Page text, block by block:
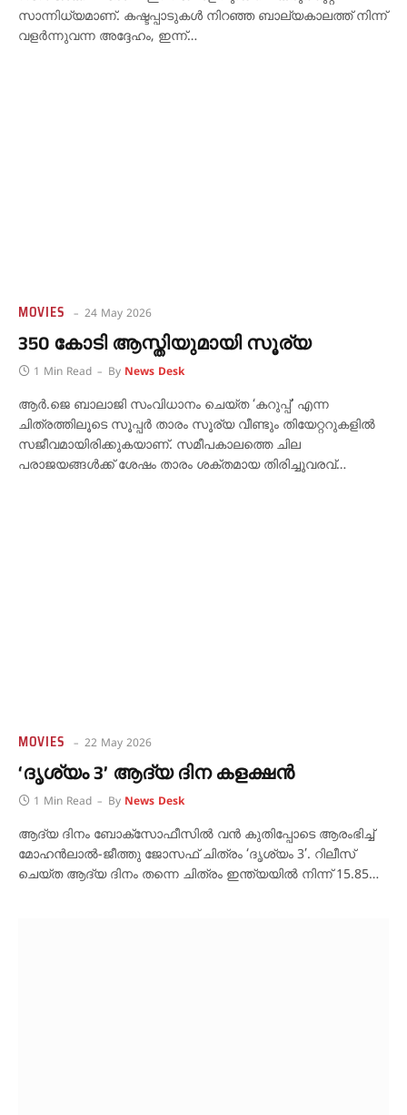
സാന്നിധ്യമാണ്. കഷ്ടപ്പാടുകൾ നിറഞ്ഞ ബാല്യകാലത്ത് നിന്ന്
വളർന്നുവന്ന അദ്ദേഹം, ഇന്ന്…
MOVIES 24 May 2026
350 കോടി ആസ്തിയുമായി സൂര്യ
1 Min Read By News Desk
ആർ.ജെ ബാലാജി സംവിധാനം ചെയ്ത ‘കറുപ്പ്’ എന്ന
ചിത്രത്തിലൂടെ സൂപ്പർ താരം സൂര്യ വീണ്ടും തിയേറ്ററുകളിൽ
സജീവമായിരിക്കുകയാണ്. സമീപകാലത്തെ ചില
പരാജയങ്ങൾക്ക് ശേഷം താരം ശക്തമായ തിരിച്ചുവരവ്…
MOVIES 22 May 2026
‘ദൃശ്യം 3’ ആദ്യ ദിന കളക്ഷൻ
1 Min Read By News Desk
ആദ്യ ദിനം ബോക്സോഫീസിൽ വൻ കുതിപ്പോടെ ആരംഭിച്ച്
മോഹൻലാൽ-ജീത്തു ജോസഫ് ചിത്രം ‘ദൃശ്യം 3’. റിലീസ്
ചെയ്ത ആദ്യ ദിനം തന്നെ ചിത്രം ഇന്ത്യയിൽ നിന്ന് 15.85…